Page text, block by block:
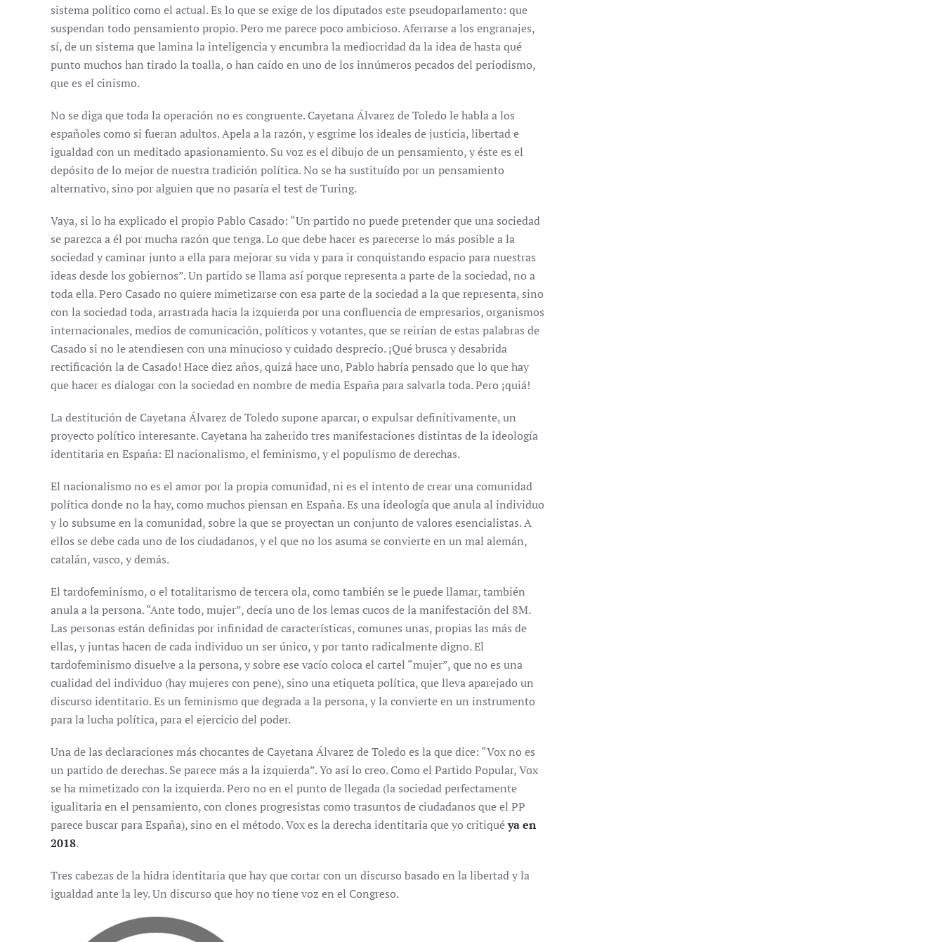
sistema político como el actual. Es lo que se exige de los diputados este pseudoparlamento: que
suspendan todo pensamiento propio. Pero me parece poco ambicioso. Aferrarse a los engranajes,
sí, de un sistema que lamina la inteligencia y encumbra la mediocridad da la idea de hasta qué
punto muchos han tirado la toalla, o han caído en uno de los innúmeros pecados del periodismo,
que es el cinismo.
No se diga que toda la operación no es congruente. Cayetana Álvarez de Toledo le habla a los
españoles como si fueran adultos. Apela a la razón, y esgrime los ideales de justicia, libertad e
igualdad con un meditado apasionamiento. Su voz es el dibujo de un pensamiento, y éste es el
depósito de lo mejor de nuestra tradición política. No se ha sustituído por un pensamiento
alternativo, sino por alguien que no pasaría el test de Turing.
Vaya, si lo ha explicado el propio Pablo Casado: “Un partido no puede pretender que una sociedad
se parezca a él por mucha razón que tenga. Lo que debe hacer es parecerse lo más posible a la
sociedad y caminar junto a ella para mejorar su vida y para ir conquistando espacio para nuestras
ideas desde los gobiernos”. Un partido se llama así porque representa a parte de la sociedad, no a
toda ella. Pero Casado no quiere mimetizarse con esa parte de la sociedad a la que representa, sino
con la sociedad toda, arrastrada hacia la izquierda por una confluencia de empresarios, organismos
internacionales, medios de comunicación, políticos y votantes, que se reirían de estas palabras de
Casado si no le atendiesen con una minucioso y cuidado desprecio. ¡Qué brusca y desabrida
rectificación la de Casado! Hace diez años, quizá hace uno, Pablo habría pensado que lo que hay
que hacer es dialogar con la sociedad en nombre de media España para salvarla toda. Pero ¡quiá!
La destitución de Cayetana Álvarez de Toledo supone aparcar, o expulsar definitivamente, un
proyecto político interesante. Cayetana ha zaherido tres manifestaciones distintas de la ideología
identitaria en España: El nacionalismo, el feminismo, y el populismo de derechas.
El nacionalismo no es el amor por la propia comunidad, ni es el intento de crear una comunidad
política donde no la hay, como muchos piensan en España. Es una ideología que anula al individuo
y lo subsume en la comunidad, sobre la que se proyectan un conjunto de valores esencialistas. A
ellos se debe cada uno de los ciudadanos, y el que no los asuma se convierte en un mal alemán,
catalán, vasco, y demás.
El tardofeminismo, o el totalitarismo de tercera ola, como también se le puede llamar, también
anula a la persona. “Ante todo, mujer”, decía uno de los lemas cucos de la manifestación del 8M.
Las personas están definidas por infinidad de características, comunes unas, propias las más de
ellas, y juntas hacen de cada individuo un ser único, y por tanto radicalmente digno. El
tardofeminismo disuelve a la persona, y sobre ese vacío coloca el cartel “mujer”, que no es una
cualidad del individuo (hay mujeres con pene), sino una etiqueta política, que lleva aparejado un
discurso identitario. Es un feminismo que degrada a la persona, y la convierte en un instrumento
para la lucha política, para el ejercicio del poder.
Una de las declaraciones más chocantes de Cayetana Álvarez de Toledo es la que dice: “Vox no es
un partido de derechas. Se parece más a la izquierda”. Yo así lo creo. Como el Partido Popular, Vox
se ha mimetizado con la izquierda. Pero no en el punto de llegada (la sociedad perfectamente
igualitaria en el pensamiento, con clones progresistas como trasuntos de ciudadanos que el PP
parece buscar para España), sino en el método. Vox es la derecha identitaria que yo critiquéya en
2018.
Tres cabezas de la hidra identitaria que hay que cortar con un discurso basado en la libertad y la
igualdad ante la ley. Un discurso que hoy no tiene voz en el Congreso.